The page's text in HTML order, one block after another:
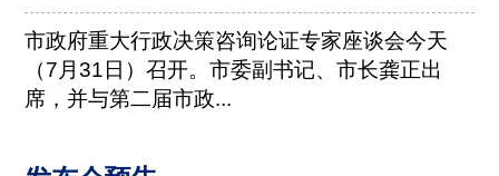
市政府重大行政决策咨询论证专家座谈会今天
（7月31日）召开。市委副书记、市长龚正出
席，并与第二届市政...